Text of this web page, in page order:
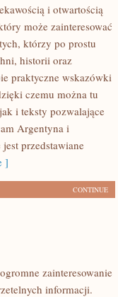
i otwartością
może zainteresować
którzy po prostu
historii oraz
praktyczne wskazówki
czemu można tu
i teksty pozwalające
Argentyna i
przedstawiane
]
CONTINUE
zainteresowanie
informacji.